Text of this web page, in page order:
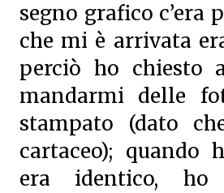
segno grafico c’era
che mi è arrivata
perciò ho chiesto
mandarmi delle
stampato (dato
cartaceo); quando
era identico, ho